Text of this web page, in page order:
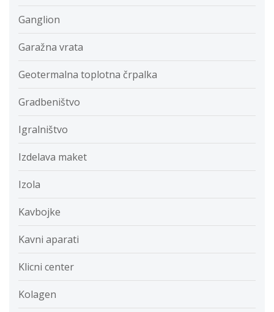
Ganglion
Garažna vrata
Geotermalna toplotna črpalka
Gradbeništvo
Igralništvo
Izdelava maket
Izola
Kavbojke
Kavni aparati
Klicni center
Kolagen